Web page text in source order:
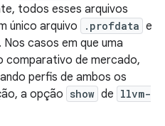
todos esses arquivos
único arquivo
.profdata e
casos em que uma
comparativo de mercado,
perfis de ambos os
a opção show de llvm-